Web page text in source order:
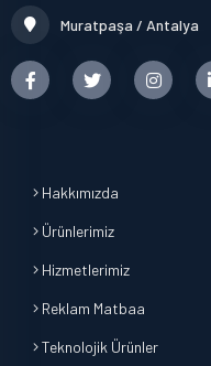
Muratpaşa / Antalya
Hakkımızda
Ürünlerimiz
Hizmetlerimiz
Reklam Matbaa
Teknolojik Ürünler